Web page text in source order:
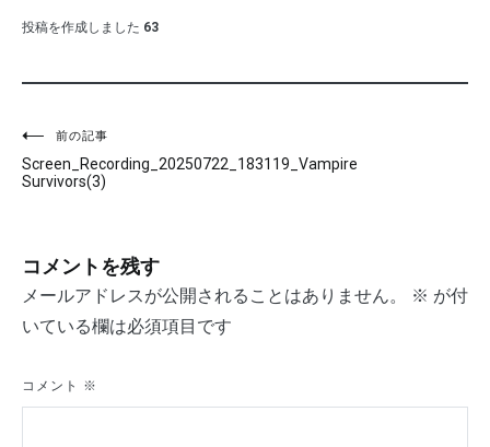
投稿を作成しました 63
投
稿
ビ
ゲ
ー
シ
ョ
前の記事
Screen_Recording_20250722_183119_Vampire
Survivors(3)
コメントを残す
メールアドレスが公開されることはありません。 ※ が付
いている欄は必須項目です
コメント ※